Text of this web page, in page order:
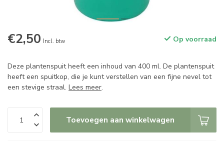
€2,50 Incl. btw Op voorraad
Deze plantenspuit heeft een inhoud van 400 ml. De plantenspuit
heeft een spuitkop, die je kunt verstellen van een fijne nevel tot
een stevige straal. Lees meer.
Toevoegen aan winkelwagen